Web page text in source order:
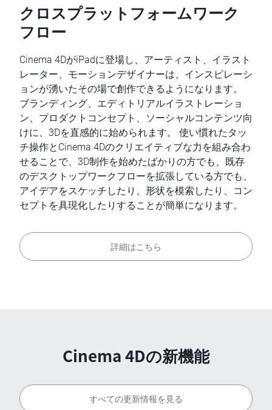
クロスプラットフォームワーク
フロー
Cinema 4DがiPadに登場し、アーティスト、イラスト
レーター、モーションデザイナーは、インスピレーシ
ョンが湧いたその場で創作できるようになります。
ブランディング、エディトリアルイラストレーショ
ン、プロダクトコンセプト、ソーシャルコンテンツ向
けに、3Dを直感的に始められます。 使い慣れたタッ
チ操作とCinema 4Dのクリエイティブな力を組み合わ
せることで、3D制作を始めたばかりの方でも、既存
のデスクトップワークフローを拡張している方でも、
アイデアをスケッチしたり、形状を模索したり、コン
セプトを具現化したりすることが簡単になります。
詳細はこちら
Cinema 4Dの新機能
すべての更新情報を見る